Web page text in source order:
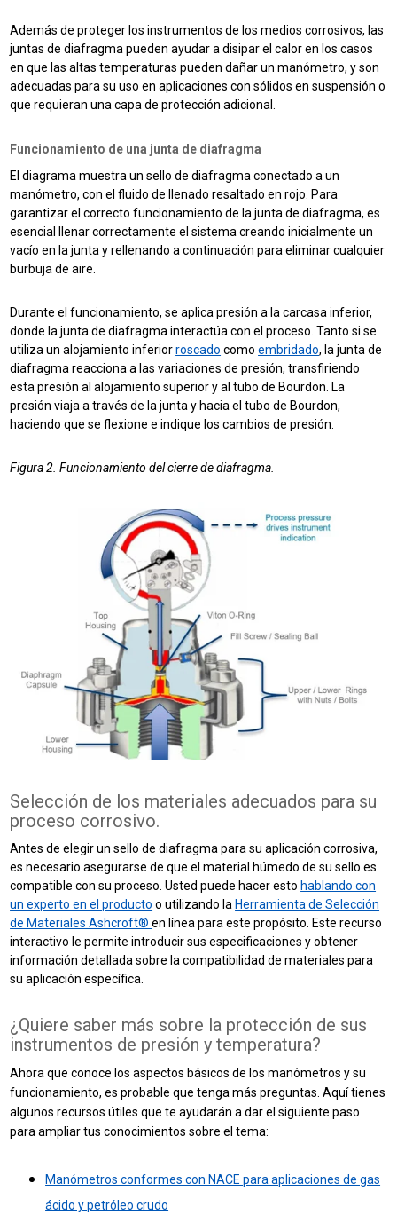
Además de proteger los instrumentos de los medios corrosivos, las
juntas de diafragma pueden ayudar a disipar el calor en los casos
en que las altas temperaturas pueden dañar un manómetro, y son
adecuadas para su uso en aplicaciones con sólidos en suspensión o
que requieran una capa de protección adicional.
Funcionamiento de una junta de diafragma
El diagrama muestra un sello de diafragma conectado a un
manómetro, con el fluido de llenado resaltado en rojo. Para
garantizar el correcto funcionamiento de la junta de diafragma, es
esencial llenar correctamente el sistema creando inicialmente un
vacío en la junta y rellenando a continuación para eliminar cualquier
burbuja de aire.
Durante el funcionamiento, se aplica presión a la carcasa inferior,
donde la junta de diafragma interactúa con el proceso. Tanto si se
utiliza un alojamiento inferiorroscado comoembridado, la junta de
diafragma reacciona a las variaciones de presión, transfiriendo
esta presión al alojamiento superior y al tubo de Bourdon. La
presión viaja a través de la junta y hacia el tubo de Bourdon,
haciendo que se flexione e indique los cambios de presión.
Figura 2. Funcionamiento del cierre de diafragma.
Selección de los materiales adecuados para su
proceso corrosivo.
Antes de elegir un sello de diafragma para su aplicación corrosiva,
es necesario asegurarse de que el material húmedo de su sello es
compatible con su proceso. Usted puede hacer esto hablando con
un experto en el producto o utilizando la Herramienta de Selección
de Materiales Ashcroft®en línea para este propósito. Este recurso
interactivo le permite introducir sus especificaciones y obtener
información detallada sobre la compatibilidad de materiales para
su aplicación específica.
¿Quiere saber más sobre la protección de sus
instrumentos de presión y temperatura?
Ahora que conoce los aspectos básicos de los manómetros y su
funcionamiento, es probable que tenga más preguntas. Aquí tienes
algunos recursos útiles que te ayudarán a dar el siguiente paso
para ampliar tus conocimientos sobre el tema:
Manómetros conformes con NACE para aplicaciones de gas
ácido y petróleo crudo